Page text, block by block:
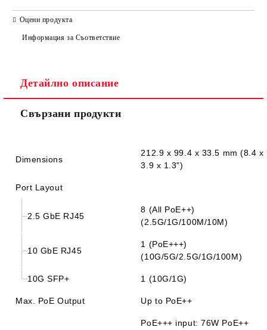
Ние ще се свържем с вас в рамките на работния ден.
Оцени продукта
Информация за Съответствие
Детайлно описание
Свързани продукти
Dimensions
212.9 x 99.4 x 33.5 mm (8.4 x
3.9 x 1.3")
Port Layout
2.5 GbE RJ45
8 (All PoE++)
(2.5G/1G/100M/10M)
10 GbE RJ45
1 (PoE+++)
(10G/5G/2.5G/1G/100M)
10G SFP+ 1 (10G/1G)
Max. PoE Output Up to PoE++
PoE+++ input: 76W PoE++